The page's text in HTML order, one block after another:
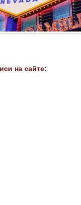
на сайте: